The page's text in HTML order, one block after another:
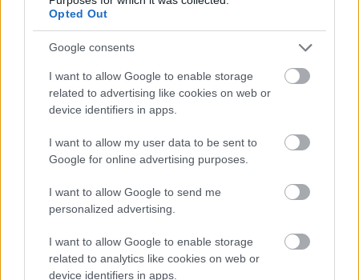
Opted Out
Google consents
I want to allow Google to enable storage
related to advertising like cookies on web or
device identifiers in apps.
I want to allow my user data to be sent to
Google for online advertising purposes.
I want to allow Google to send me
personalized advertising.
I want to allow Google to enable storage
related to analytics like cookies on web or
device identifiers in apps.
Most az ünnepelt adja az ajándékot!
22 éves a Géniusz Könyváruház!
Könyv Forrás•2022. november 25.
Bizony-bizony, ismét eltelt egy év és a Géniusz
Könyváruház is öregebb lett egy évvel. Épp 22 évesek
lettünk!